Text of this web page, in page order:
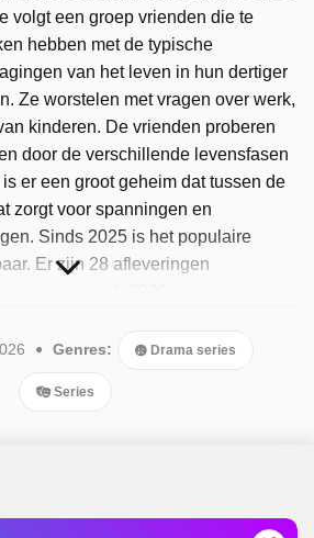
volgt een groep vrienden die te
hebben met de typische
van het leven in hun dertiger
Ze worstelen met vragen over werk,
kinderen. De vrienden proberen
door de verschillende levensfasen
er een groot geheim dat tussen de
zorgt voor spanningen en
Sinds 2025 is het populaire
Er zijn 28 afleveringen
Genres: Drama series
Series